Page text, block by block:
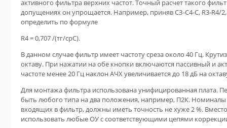
активного фильтра верхних частот. Точный расчет такого
допущениях он упрощается. Например, приняв СЗ-С4-С, R3-R4/
определить по формуле
R4 = 0,707 /(тг/срС).
В данном случае фильтр имеет частоту среза около 40 Гц.
октаву. При нажатии на обе кнопки включаются пассивный и
частоте менее 20 Гц наклон АЧХ увеличивается до 18 дБ на
Для монтажа фильтра использована унифицированная плата.
быть любого типа на два положения, например, П2К. Номиналы
входящих в фильтр, должны иметь точность не хуже 2 %.
использовать любые ОУ с соответствующими цепями